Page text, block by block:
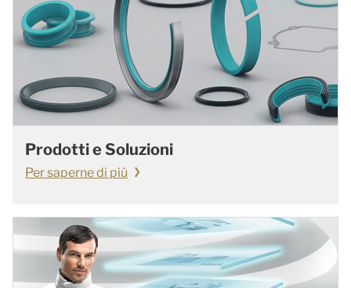
Prodotti e Soluzioni
Per saperne di più